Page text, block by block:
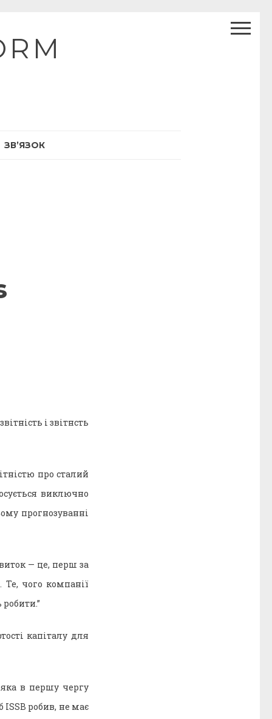
ЗВ’ЯЗОК
і звітнсть
про сталий
виключно
прогнозуванні
— це, перш за
чого компанії
капіталу для
в першу чергу
ISSB робив, не має